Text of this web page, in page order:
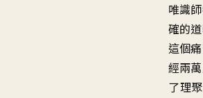
唯識
確的
這個
經兩
了理